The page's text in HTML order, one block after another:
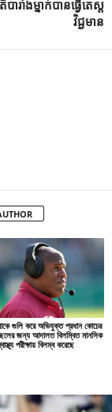
ារាំងម្នាក់បានធ្វើតេស្ត
វិជ្ជមាន
গুলি করে অভিযুক্ত প্রধান কোচের
জন্য আদালত বিলম্বিত মানসিক
পরীক্ষায় বিলম্ব করেছে